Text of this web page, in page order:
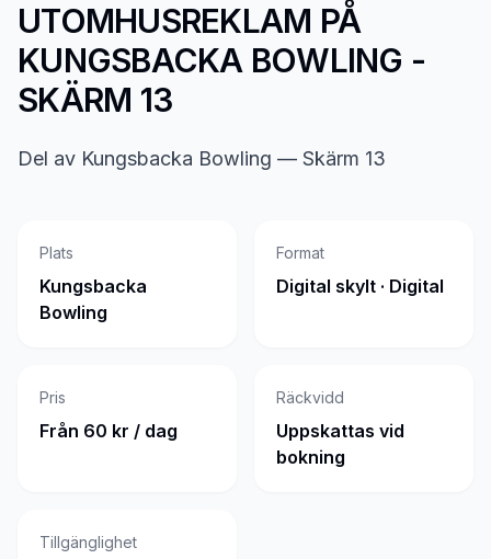
UTOMHUSREKLAM PÅ
KUNGSBACKA BOWLING -
SKÄRM 13
Del av Kungsbacka Bowling — Skärm 13
Plats
Kungsbacka
Bowling
Format
Digital skylt · Digital
Pris
Från 60 kr / dag
Räckvidd
Uppskattas vid
bokning
Tillgänglighet